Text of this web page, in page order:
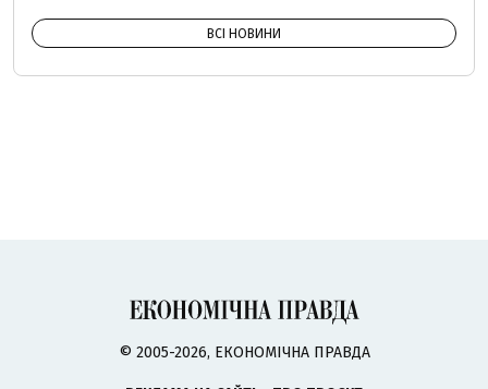
ВСІ НОВИНИ
© 2005-2026, ЕКОНОМІЧНА ПРАВДА